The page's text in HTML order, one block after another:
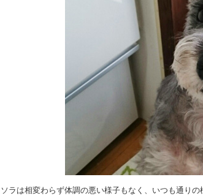
ソラは相変わらず体調の悪い様子もなく、いつも通り